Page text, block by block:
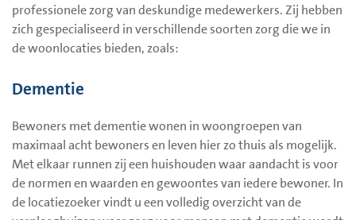
professionele zorg van deskundige medewerkers. Zij hebben
zich gespecialiseerd in verschillende soorten zorg die we in
de woonlocaties bieden, zoals:
Dementie
Bewoners met dementie wonen in woongroepen van
maximaal acht bewoners en leven hier zo thuis als mogelijk.
Met elkaar runnen zij een huishouden waar aandacht is voor
de normen en waarden en gewoontes van iedere bewoner. In
de locatiezoeker vindt u een volledig overzicht van de